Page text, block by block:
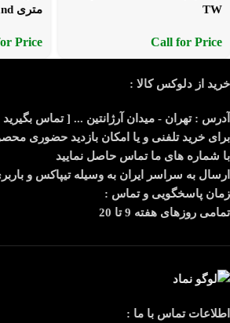
TW
Call for Price
متری Powerband
Price
خرید از دلوکس کالا :
آدرس : تهران - میدان آرژانتین ... [ تماس
برای خرید تلفنی و یا امکان بازدید حضوری
با شماره های ما تماس حاصل نمایید
ارسال به سراسر ایران به وسیله تیپاکس و
زمان پاسخگویی و تماس :
تمامی روزهای هفته 9 تا 20
اطلاعات تماس با ما :